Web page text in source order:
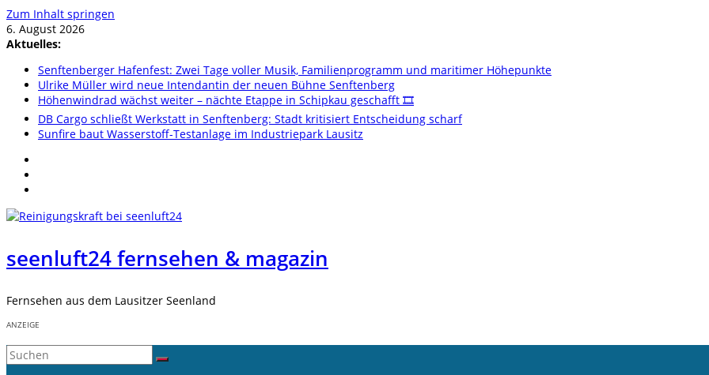
Zum Inhalt springen
6. August 2026
Aktuelles:
Senftenberger Hafenfest: Zwei Tage voller Musik, Familienprogramm und maritimer Höhepunkte
Ulrike Müller wird neue Intendantin der neuen Bühne Senftenberg
Höhenwindrad wächst weiter – nächte Etappe in Schipkau geschafft 🎞️
DB Cargo schließt Werkstatt in Senftenberg: Stadt kritisiert Entscheidung scharf
Sunfire baut Wasserstoff-Testanlage im Industriepark Lausitz
seenluft24 fernsehen & magazin
Fernsehen aus dem Lausitzer Seenland
ANZEIGE